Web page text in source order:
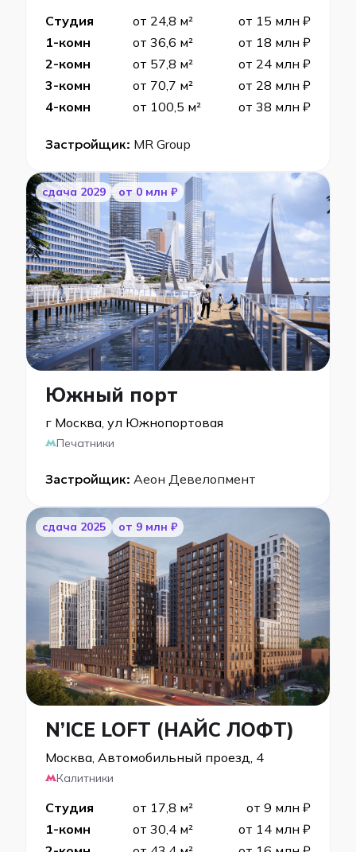
Студия от 24,8 м²
от 15 млн ₽
1-комн
от 36,6 м²
от 18 млн ₽
2-комн
от 57,8 м²
от 24 млн ₽
3-комн
от 70,7 м²
от 28 млн ₽
4-комн
от 100,5 м² от 38 млн ₽
Застройщик: MR Group
cдача 2029 от 0 млн ₽
Южный порт
г Москва, ул Южнопортовая
Печатники
Застройщик: Аеон Девелопмент
cдача 2025 от 9 млн ₽
N’ICE LOFT (НАЙС ЛОФТ)
Москва, Автомобильный проезд, 4
Калитники
Студия от 17,8 м²
от 9 млн ₽
1-комн
от 30,4 м²
от 14 млн ₽